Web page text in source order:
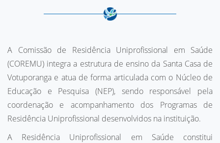
A Comissão de Residência Uniprofissional em Saúde
(COREMU) integra a estrutura de ensino da Santa Casa de
Votuporanga e atua de forma articulada com o Núcleo de
Educação e Pesquisa (NEP), sendo responsável pela
coordenação e acompanhamento dos Programas de
Residência Uniprofissional desenvolvidos na instituição.
A Residência Uniprofissional em Saúde constitui